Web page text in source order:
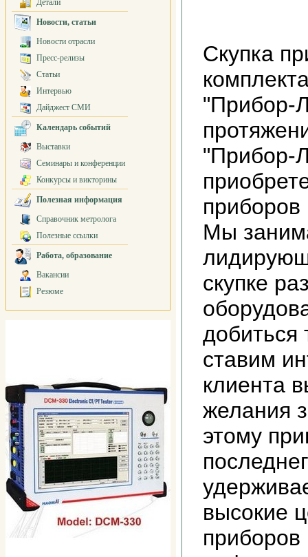
Детали
Новости, статьи
Новости отрасли
Пресс-релизы
Статьи
Интервью
Дайджест СМИ
Календарь событий
Выставки
Семинары и конференции
Конкурсы и викторины
Полезная информация
Справочник метролога
Полезные ссылки
Работа, образование
Вакансии
Резюме
Скупка
"Прибор-
"Прибор-
Мы
скупке
добиться
ставим
клиента
желания
этому
высокие